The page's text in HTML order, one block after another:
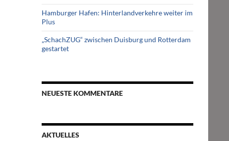
Hamburger Hafen: Hinterlandverkehre weiter im
Plus
„SchachZUG“ zwischen Duisburg und Rotterdam
gestartet
NEUESTE KOMMENTARE
AKTUELLES